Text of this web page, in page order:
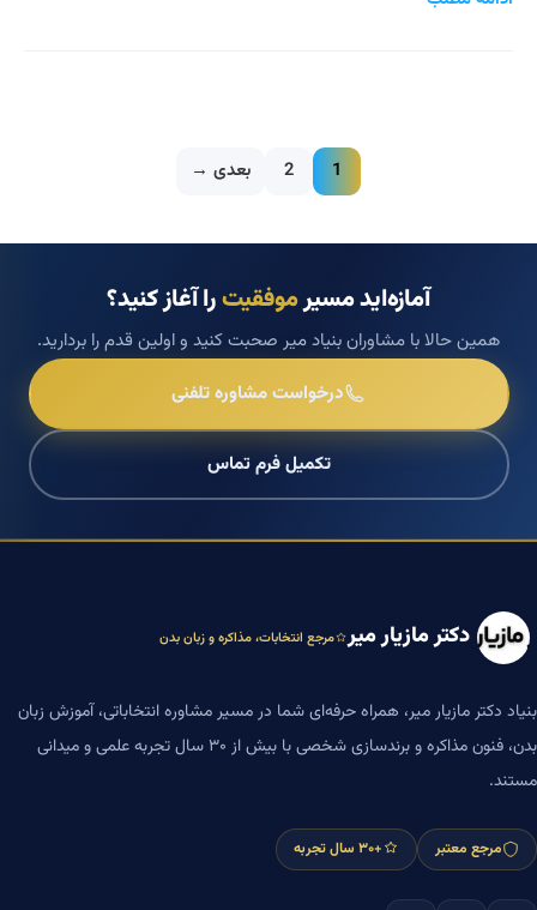
1
2 بعدی →
آمازه‌اید مسیرموفقیترا آغاز کنید؟
همین حالا با مشاوران بنیاد میر صحبت کنید و اولین قدم را بردارید.
درخواست مشاوره تلفنی
تکمیل فرم تماس
دکتر مازیار میر مرجع انتخابات، مذاکره و زبان بدن
بنیاد دکتر مازیار میر، همراه حرفه‌ای شما در مسیر مشاوره انتخاباتی، آموزش زبان
بدن، فنون مذاکره و برندسازی شخصی با بیش از ۳۰ سال تجربه علمی و میدانی
مستند.
مرجع معتبر +۳۰ سال تجربه